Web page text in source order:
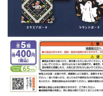
景品・玩具・文具
販促用カプセルトイ